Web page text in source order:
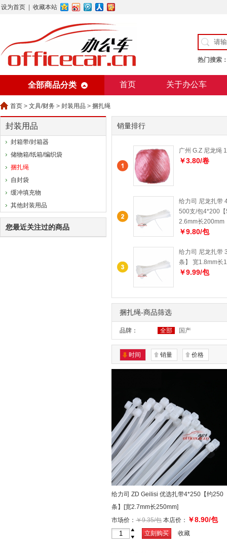
设为首页 收藏本站
热门搜索
全部商品分类 首页 关于办公车
首页 > 文具/财务 > 封装用品 > 捆扎绳
封装用品
封箱带/封箱器
储物箱/纸箱/编织袋
捆扎绳
自封袋
缓冲填充物
其他封装用品
您最近关注过的商品
销量排行
广州 G.Z 尼龙绳
￥3.80/卷
给力司 尼龙扎带
500支/包4*200
2.6mm长200mm
￥9.80/包
给力司 尼龙扎带
条】 宽1.8mm长
￥9.99/包
捆扎绳-商品筛选
品牌： 全部 国产
时间 销量 价格
给力司 ZD Geilisi 优选扎带4*250【约250
条】[宽2.7mm长250mm]
市场价： ￥9.35/包 本店价： ￥8.90/包
-
立刻购买 收藏